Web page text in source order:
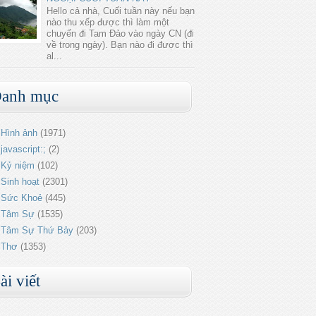
Hello cả nhà, Cuối tuần này nếu bạn
nào thu xếp được thì làm một
chuyến đi Tam Đảo vào ngày CN (đi
về trong ngày). Bạn nào đi được thì
al...
mục
Hình ảnh (1971)
javascript:; (2)
Kỷ niệm (102)
Sinh hoạt (2301)
Sức Khoẻ (445)
Tâm Sự (1535)
Tâm Sự Thứ Bảy (203)
Thơ (1353)
viết